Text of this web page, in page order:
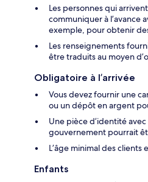
Les personnes qui
communiquer à l’avance
exemple, pour obtenir
Les renseignements
être traduits au moyen
Obligatoire à l’arrivée
Vous devez fournir une
ou un dépôt en argent
Une pièce d’identité
gouvernement pourrait
L’âge minimal des clients
Enfants